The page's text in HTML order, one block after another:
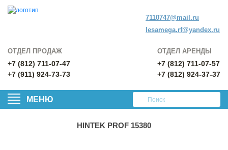
7110747@mail.ru
lesamega.rf@yandex.ru
ОТДЕЛ ПРОДАЖ
+7 (812) 711-07-47
+7 (911) 924-73-73
ОТДЕЛ АРЕНДЫ
+7 (812) 711-07-57
+7 (812) 924-37-37
МЕНЮ
HINTEK PROF 15380